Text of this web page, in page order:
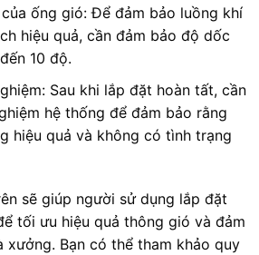
ống gió: Để đảm bảo luồng khí
hiệu quả, cần đảm bảo độ dốc
10 độ.
Sau khi lắp đặt hoàn tất, cần
hệ thống để đảm bảo rằng
hiệu quả và không có tình trạng
sẽ giúp người sử dụng lắp đặt
tối ưu hiệu quả thông gió và đảm
xưởng. Bạn có thể tham khảo quy